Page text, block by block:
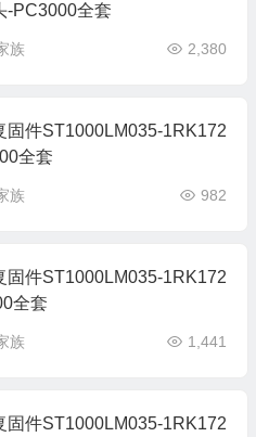
-PC3000全套
族 2,380
固件ST1000LM035-1RK172
全套
族 982
固件ST1000LM035-1RK172
全套
族 1,441
固件ST1000LM035-1RK172